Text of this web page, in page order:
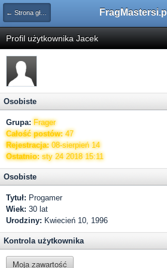
← Strona główna FragMastersi.pl
Profil użytkownika Jacek
Osobiste
Grupa: Frager
Całość postów:47
Rejestracja:08-sierpień 14
Ostatnio:sty 24 2018 15:11
Osobiste
Tytuł: Progamer
Wiek: 30 lat
Urodziny: Kwiecień 10, 1996
Kontrola użytkownika
Moja zawartość